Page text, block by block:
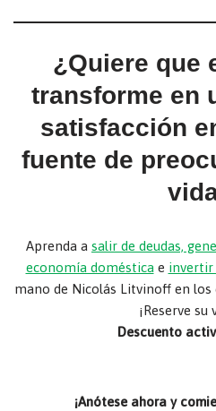
¿Quiere que
transforme en
satisfacción
fuente de
Aprenda a salir de deudas,
economía doméstica e invertir
mano de Nicolás Litvinoff en los
¡Reserve su
Descuento
¡Anótese ahora y